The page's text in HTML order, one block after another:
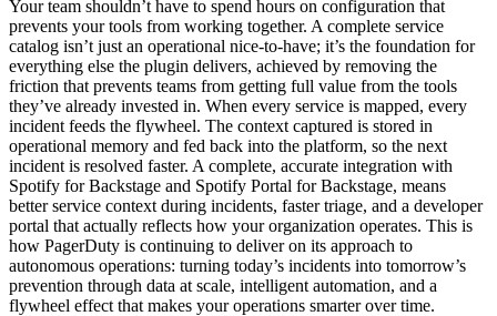
Your team shouldn’t have to spend hours on configuration that
prevents your tools from working together. A complete service
catalog isn’t just an operational nice-to-have; it’s the foundation for
everything else the plugin delivers, achieved by removing the
friction that prevents teams from getting full value from the tools
they’ve already invested in. When every service is mapped, every
incident feeds the flywheel. The context captured is stored in
operational memory and fed back into the platform, so the next
incident is resolved faster. A complete, accurate integration with
Spotify for Backstage and Spotify Portal for Backstage, means
better service context during incidents, faster triage, and a developer
portal that actually reflects how your organization operates. This is
how PagerDuty is continuing to deliver on its approach to
autonomous operations: turning today’s incidents into tomorrow’s
prevention through data at scale, intelligent automation, and a
flywheel effect that makes your operations smarter over time.